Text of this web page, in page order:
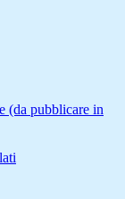
(da pubblicare in